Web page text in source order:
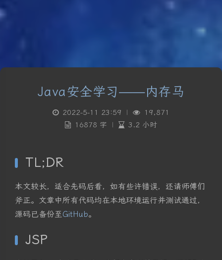
Java安全学习——内存马
2022-5-11 23:59 |
19,871
16878 字
| 3.2 小时
TL;DR
本文较长，适合先码后看，如有些许错误，还请师傅们
斧正。文章中所有代码均在本地环境运行并测试通过，
源码已备份至GitHub。
JSP